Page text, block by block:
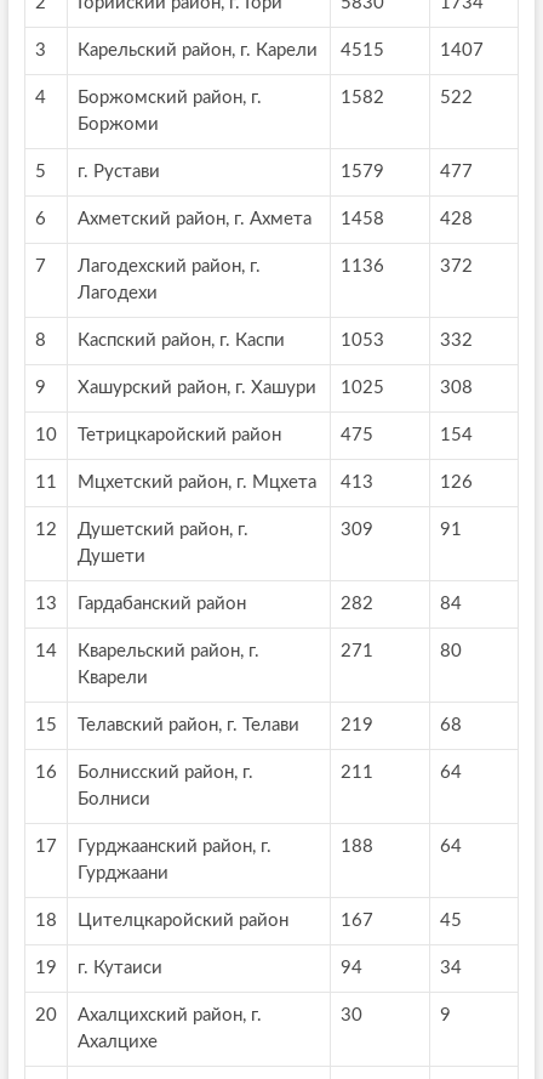
3 Карельский район, г. Карели 4515 1407
4
Боржомский район, г.
Боржоми
1582 522
5 г. Рустави 1579 477
6 Ахметский район, г. Ахмета 1458 428
7
Лагодехский район, г.
Лагодехи
1136 372
8 Каспский район, г. Каспи 1053 332
9 Хашурский район, г. Хашури 1025 308
10 Тетрицкаройский район 475 154
11 Мцхетский район, г. Мцхета 413 126
12
Душетский район, г.
Душети
309 91
13 Гардабанский район 282 84
14
Кварельский район, г.
Кварели
271 80
15 Телавский район, г. Телави 219 68
16
Болнисский район, г.
Болниси
211 64
17
Гурджаанский район, г.
Гурджаани
188 64
18 Цителцкаройский район 167 45
19 г. Кутаиси 94 34
20
Ахалцихский район, г.
Ахалцихе
30 9